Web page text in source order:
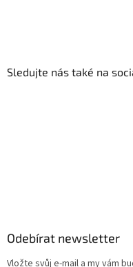
Sledujte nás také na
Odebírat newsletter
Vložte svůj e-mail a my vám